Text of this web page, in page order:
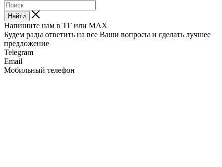
Найти
Напишите нам в ТГ или MAX
Будем рады ответить на все Ваши вопросы и сделать лучшее
предложение
Telegram
Email
Мобильный телефон